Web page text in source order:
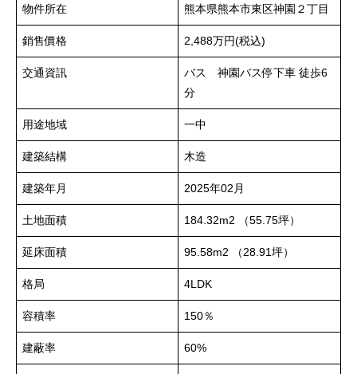
物件所在 熊本県熊本市東区神園２丁目
銷售價格 2,488万円(税込)
交通資訊
バス 神園バス停下車 徒歩6
分
用途地域 一中
建築結構 木造
建築年月 2025年02月
土地面積 184.32m2 （55.75坪）
延床面積 95.58m2 （28.91坪）
格局 4LDK
容積率 150％
建蔽率 60%